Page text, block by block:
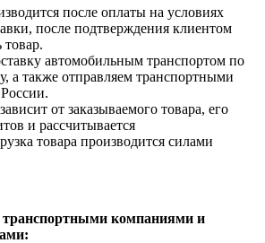
после оплаты на условиях
после подтверждения клиентом
товар.
автомобильным транспортом по
а также отправляем транспортными
от заказываемого товара, его
и рассчитывается
товара производится силами
компаниями и